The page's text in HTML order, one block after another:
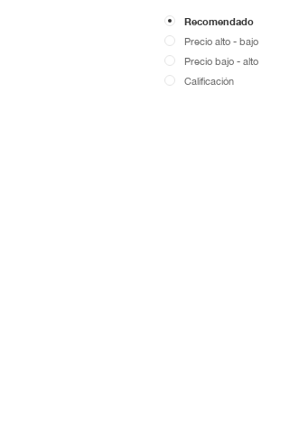
Recomendado
Precio alto - bajo
Precio bajo - alto
Calificación